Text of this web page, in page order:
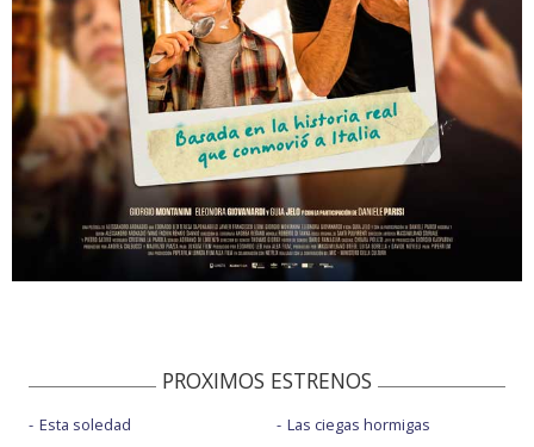
PROXIMOS ESTRENOS
Esta soledad
Las ciegas hormigas